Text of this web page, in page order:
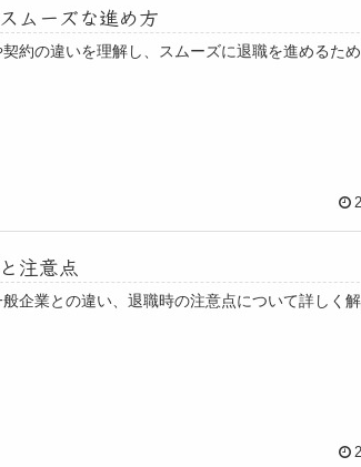
ムーズな進め方
約の違いを理解し、スムーズに退職を進めるた
注意点
企業との違い、退職時の注意点について詳しく